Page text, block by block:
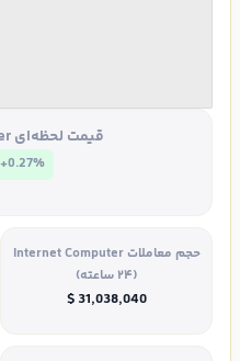
قیمت لحظه‌ای Internet Computer
+0.27%
حجم معاملات Internet Computer
(۲۴ ساعته)
$ 31,038,040